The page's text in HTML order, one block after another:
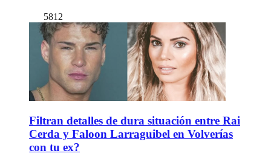
5812
Filtran detalles de dura situación entre Rai
Cerda y Faloon Larraguibel en Volverías
con tu ex?